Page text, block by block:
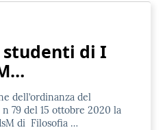
studenti di I
dell’ordinanza del
79 del 15 ottobre 2020 la
di Filosofia …